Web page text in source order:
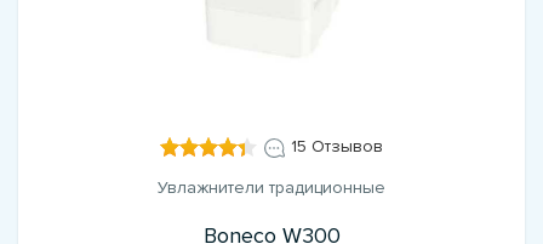
15 Отзывов
Увлажнители традиционные
Boneco W300